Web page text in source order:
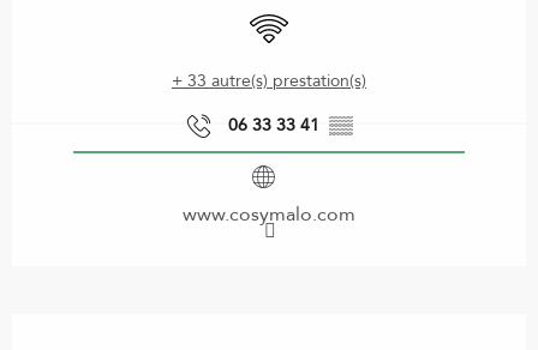
WiFi
+ 33 autre(s) prestation(s)
06 33 33 41 ▒▒
www.cosymalo.com